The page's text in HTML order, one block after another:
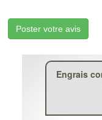
Poster votre avis
Engrais